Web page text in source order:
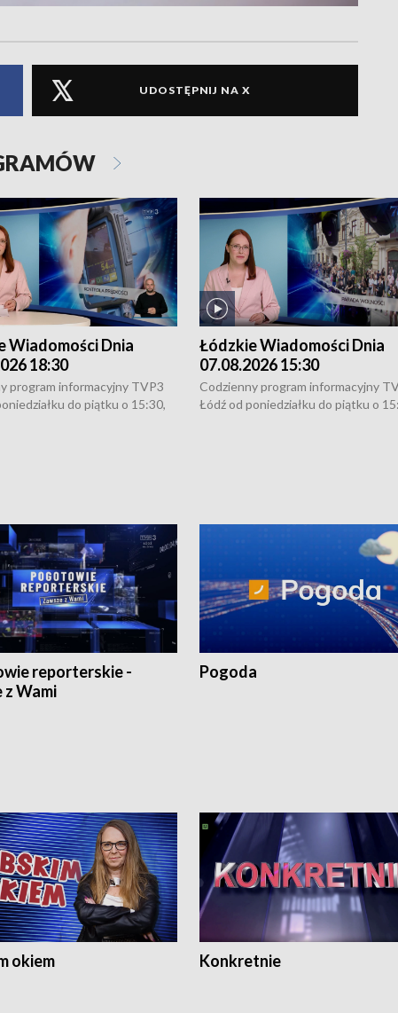
UDOSTĘPNIJ NA X
Wiadomości Dnia
18:30
program informacyjny TVP3
do piątku o 15:30,
Łódzkie Wiadomości Dnia
07.08.2026 15:30
Codzienny program informacyjny
Łódź od poniedziałku do piątku o
reporterskie -
z Wami
Pogoda
okiem Konkretnie